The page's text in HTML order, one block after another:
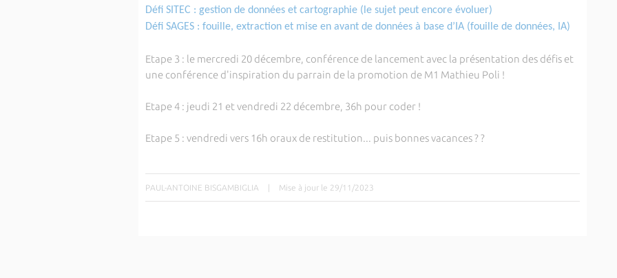
Défi SITEC : gestion de données et cartographie (le sujet peut encore évoluer)
Défi SAGES : fouille, extraction et mise en avant de données à base d’IA (fouille de données, IA)
Etape 3 : le mercredi 20 décembre, conférence de lancement avec la présentation des défis et
une conférence d'inspiration du parrain de la promotion de M1 Mathieu Poli !
Etape 4 : jeudi 21 et vendredi 22 décembre, 36h pour coder !
Etape 5 : vendredi vers 16h oraux de restitution... puis bonnes vacances ? ?
PAUL-ANTOINE BISGAMBIGLIA | Mise à jour le 29/11/2023